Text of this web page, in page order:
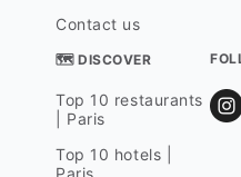
Contact us
🗺 DISCOVER
Top 10 restaurants
| Paris
Top 10 hotels |